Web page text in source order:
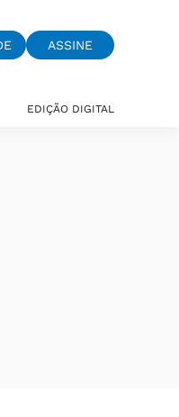
ASSINE
EDIÇÃO DIGITAL